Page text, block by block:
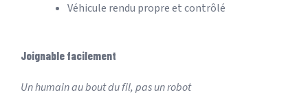
Véhicule rendu propre et contrôlé
Joignable facilement
Un humain au bout du fil, pas un robot